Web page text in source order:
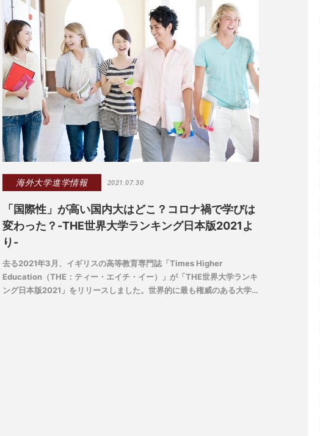
海外大学進学情報 2021.07.30
「国際性」が高い国内大はどこ？コロナ禍で学びは
変わった？-THE世界大学ランキング日本版2021よ
り-
去る2021年3月、イギリスの高等教育専門誌「Times Higher
Education（THE：ティー・エイチ・イー）」が「THE世界大学ランキ
ング日本版2021」をリリースしました。世界的に最も権威のある大学